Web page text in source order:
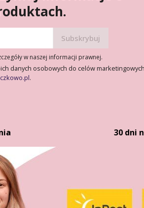
w naszej informacji prawnej.
danych osobowych do celów marketingowych
.
30 dni